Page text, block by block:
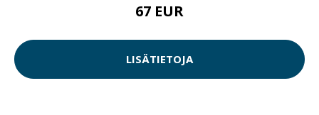
67 EUR
LISÄTIETOJA